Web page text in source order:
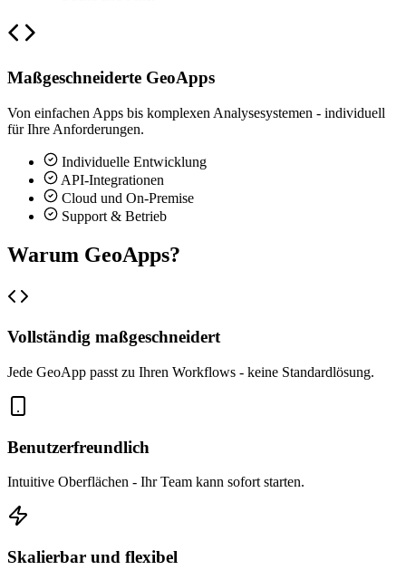
Maßgeschneiderte GeoApps
Von einfachen Apps bis komplexen Analysesystemen - individuell
für Ihre Anforderungen.
Individuelle Entwicklung
API-Integrationen
Cloud und On-Premise
Support & Betrieb
Warum GeoApps?
Vollständig maßgeschneidert
Jede GeoApp passt zu Ihren Workflows - keine Standardlösung.
Benutzerfreundlich
Intuitive Oberflächen - Ihr Team kann sofort starten.
Skalierbar und flexibel